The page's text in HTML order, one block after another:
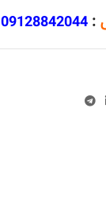
:
09128842044